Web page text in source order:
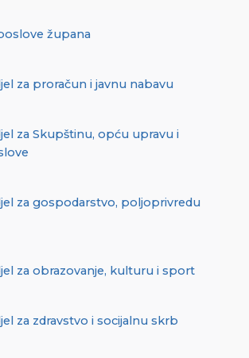
župana
za proračun i javnu nabavu
za Skupštinu, opću upravu i
za gospodarstvo, poljoprivredu
za obrazovanje, kulturu i sport
za zdravstvo i socijalnu skrb